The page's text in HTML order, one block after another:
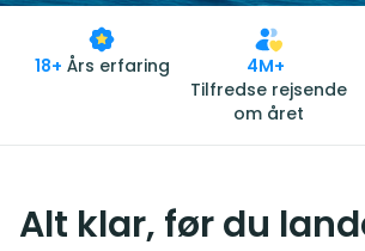
18+ Års erfaring
4M+
Tilfredse rejsende
om året
Alt klar, før du